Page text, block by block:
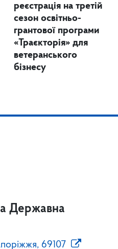
реєстрація на третій
сезон освітньо-
грантової програми
«Траєкторія» для
ветеранського
бізнесу
Державна
69107